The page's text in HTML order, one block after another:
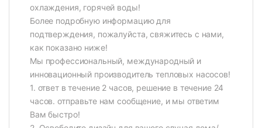
охлаждения, горячей воды!
Более подробную информацию для
подтверждения, пожалуйста, свяжитесь с нами,
как показано ниже!
Мы профессиональный, международный и
инновационный производитель тепловых насосов!
1. ответ в течение 2 часов, решение в течение 24
часов. отправьте нам сообщение, и мы ответим
Вам быстро!